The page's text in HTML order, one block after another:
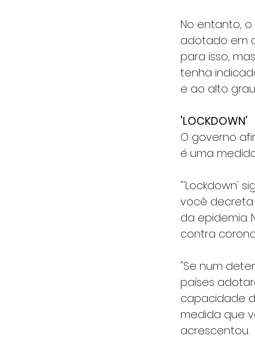
No entanto,
adotado em
para isso,
tenha
e ao alto
'LOCKDOWN'
O governo
é uma
"'Lockdown'
você decreta
da epidemia.
contra
"Se num
países
capacidade
medida que
acrescentou.